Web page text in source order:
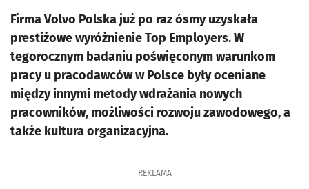
Firma Volvo Polska już po raz ósmy uzyskała
prestiżowe wyróżnienie Top Employers. W
tegorocznym badaniu poświęconym warunkom
pracy u pracodawców w Polsce były oceniane
między innymi metody wdrażania nowych
pracowników, możliwości rozwoju zawodowego, a
także kultura organizacyjna.
REKLAMA